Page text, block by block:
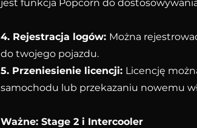
jest funkcja Popcorn do
4. Rejestracja logów: Można
do twojego pojazdu.
5. Przeniesienie licencji: Licencję
samochodu lub przekazaniu nowemu
Ważne: Stage 2 i Intercooler